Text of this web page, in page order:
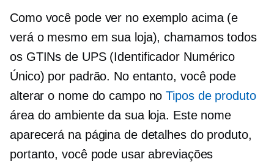
Como você pode ver no exemplo acima (e
verá o mesmo em sua loja), chamamos todos
os GTINs de UPS (Identificador Numérico
Único) por padrão. No entanto, você pode
alterar o nome do campo noTipos de produto
área do ambiente da sua loja. Este nome
aparecerá na página de detalhes do produto,
portanto, você pode usar abreviações